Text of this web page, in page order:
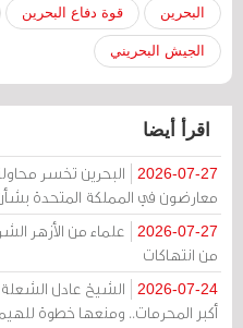
البحرين قوة دفاع البحرين
الجيش البحريني
اقرأ أيضا
2026-07-27
البحرين تخسر
معارضون في المملكة المتحدة
2026-07-27
علماء من الأزهر
من انتهاكات
2026-07-24
الشيخ عادل الشعلة:
أكبر المحرمات.. ومنعها خطوة